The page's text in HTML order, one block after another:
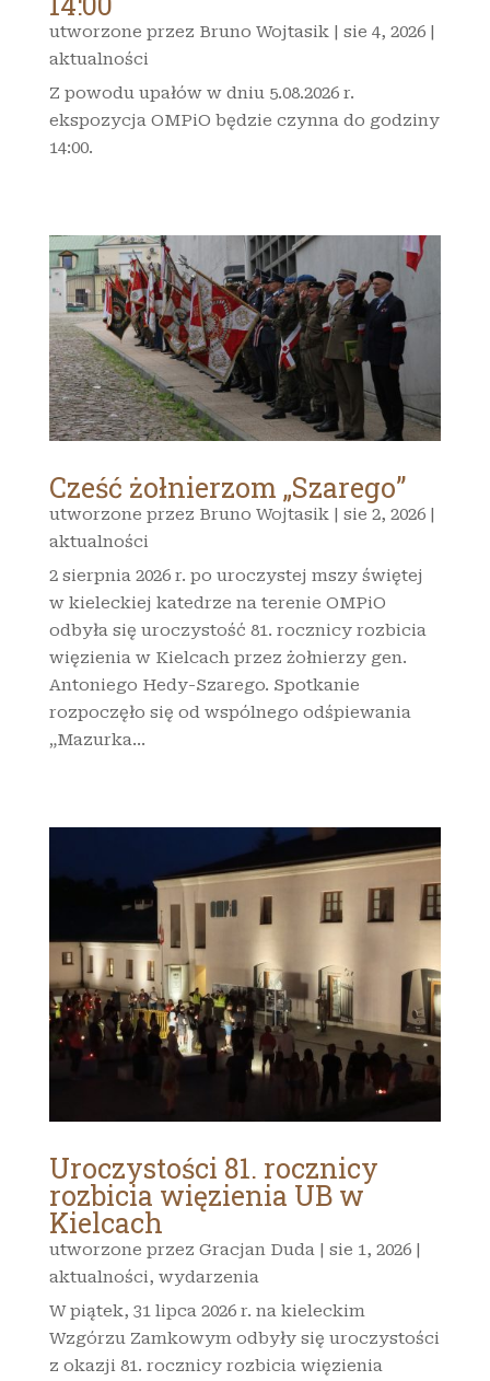
utworzone przez Bruno Wojtasik| sie 4, 2026|
aktualności
Z powodu upałów w dniu 5.08.2026 r.
ekspozycja OMPiO będzie czynna do godziny
14:00.
Cześć żołnierzom „Szarego”
utworzone przez Bruno Wojtasik| sie 2, 2026|
aktualności
2 sierpnia 2026 r. po uroczystej mszy świętej
w kieleckiej katedrze na terenie OMPiO
odbyła się uroczystość 81. rocznicy rozbicia
więzienia w Kielcach przez żołnierzy gen.
Antoniego Hedy-Szarego. Spotkanie
rozpoczęło się od wspólnego odśpiewania
„Mazurka...
Uroczystości 81. rocznicy
rozbicia więzienia UB w
Kielcach
utworzone przez Gracjan Duda | sie 1, 2026|
aktualności, wydarzenia
W piątek, 31 lipca 2026 r. na kieleckim
Wzgórzu Zamkowym odbyły się uroczystości
z okazji 81. rocznicy rozbicia więzienia